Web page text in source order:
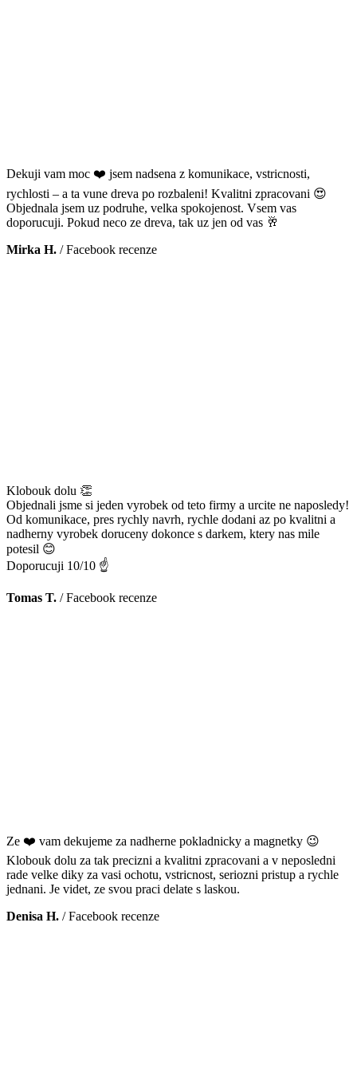
Dekuji vam moc ❤️ jsem nadsena z komunikace, vstricnosti,
rychlosti – a ta vune dreva po rozbaleni! Kvalitni zpracovani 😍
Objednala jsem uz podruhe, velka spokojenost. Vsem vas
doporucuji. Pokud neco ze dreva, tak uz jen od vas 🥂
Mirka H. /Facebook recenze
Klobouk dolu 👏
Objednali jsme si jeden vyrobek od teto firmy a urcite ne naposledy!
Od komunikace, pres rychly navrh, rychle dodani az po kvalitni a
nadherny vyrobek doruceny dokonce s darkem, ktery nas mile
potesil 😊
Doporucuji 10/10 ☝️
Tomas T. /Facebook recenze
Ze ❤️ vam dekujeme za nadherne pokladnicky a magnetky 😉
Klobouk dolu za tak precizni a kvalitni zpracovani a v neposledni
rade velke diky za vasi ochotu, vstricnost, seriozni pristup a rychle
jednani. Je videt, ze svou praci delate s laskou.
Denisa H. /Facebook recenze